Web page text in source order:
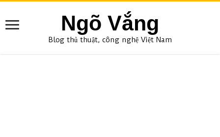
Ngõ Vắng
Blog thủ thuật, công nghệ Việt Nam